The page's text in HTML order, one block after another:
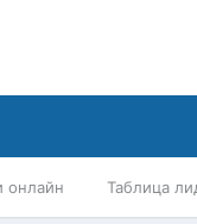
онлайн Таблица